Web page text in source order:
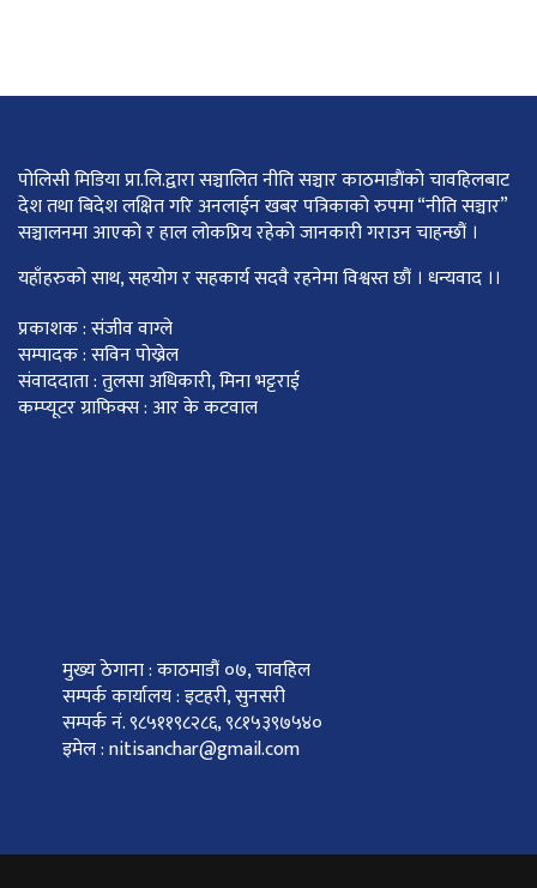
पोलिसी मिडिया प्रा.लि.द्वारा सञ्चालित नीति सञ्चार काठमाडाैंकाे चावहिलबाट
देश तथा बिदेश लक्षित गरि अनलाईन खबर पत्रिकाको रुपमा “नीति सञ्चार”
सञ्चालनमा आएको र हाल लोकप्रिय रहेको जानकारी गराउन चाहन्छौं ।
यहाँहरुको साथ, सहयोग र सहकार्य सदवै रहनेमा विश्वस्त छौं । धन्यवाद ।।
प्रकाशक : संजीव वाग्ले
सम्पादक : सविन पोख्रेल
संवाददाता : तुलसा अधिकारी, मिना भट्टराई
कम्प्यूटर ग्राफिक्स : आर के कटवाल
मुख्य ठेगाना : काठमाडौं ०७, चावहिल
सम्पर्क कार्यालय : इटहरी, सुनसरी
सम्पर्क नं. ९८५११९८२८६, ९८१५३९७५४०
इमेल : nitisanchar@gmail.com